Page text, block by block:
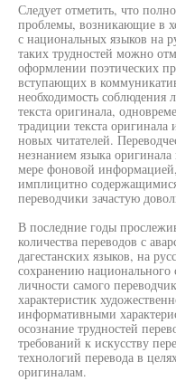
Следует отметить, что
проблемы, возникающие в
с национальных языков на
таких трудностей можно
оформлении поэтических
вступающих в
необходимость соблюдения
текста оригинала,
традиции текста оригинала
новых читателей.
незнанием языка
мере фоновой
имплицитно
переводчики зачастую
В последние годы
количества переводов с
дагестанских языков, на
сохранению национального
личности самого
характеристик
информативными
осознание трудностей
требований к искусству
технологий перевода в
оригиналам.